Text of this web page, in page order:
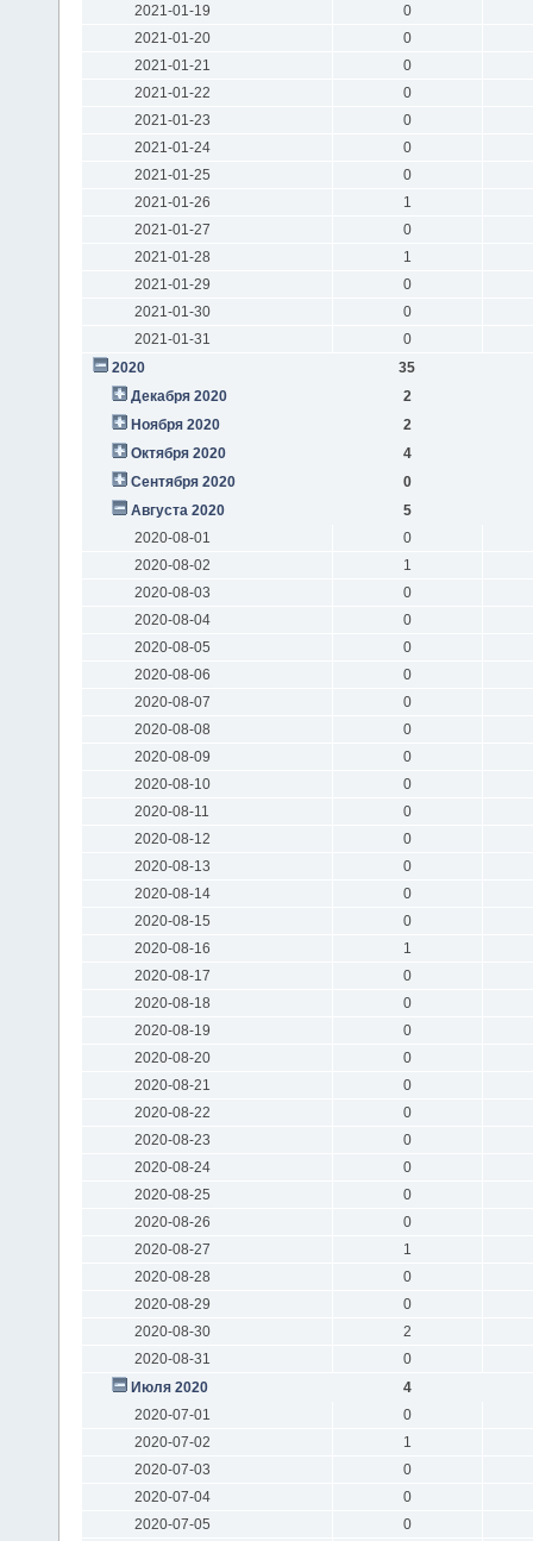
2021-01-19
0
2021-01-20
0
2021-01-21
0
2021-01-22
0
2021-01-23
0
2021-01-24
0
2021-01-25
0
2021-01-26
1
2021-01-27
0
2021-01-28
1
2021-01-29
0
2021-01-30
0
2021-01-31
0
2020
35
Декабря 2020
2
Ноября 2020
2
Октября 2020
4
Сентября 2020
0
Августа 2020
5
2020-08-01
0
2020-08-02
1
2020-08-03
0
2020-08-04
0
2020-08-05
0
2020-08-06
0
2020-08-07
0
2020-08-08
0
2020-08-09
0
2020-08-10
0
2020-08-11
0
2020-08-12
0
2020-08-13
0
2020-08-14
0
2020-08-15
0
2020-08-16
1
2020-08-17
0
2020-08-18
0
2020-08-19
0
2020-08-20
0
2020-08-21
0
2020-08-22
0
2020-08-23
0
2020-08-24
0
2020-08-25
0
2020-08-26
0
2020-08-27
1
2020-08-28
0
2020-08-29
0
2020-08-30
2
2020-08-31
0
Июля 2020
4
2020-07-01
0
2020-07-02
1
2020-07-03
0
2020-07-04
0
2020-07-05
0